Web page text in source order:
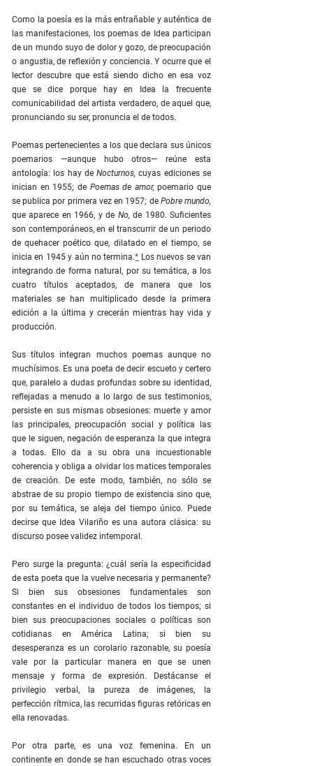
Como la poesía es la más entrañable y auténtica de
las manifestaciones, los poemas de Idea participan
de un mundo suyo de dolor y gozo, de preocupación
o angustia, de reflexión y conciencia. Y ocurre que el
lector descubre que está siendo dicho en esa voz
que se dice porque hay en Idea la frecuente
comunicabilidad del artista verdadero, de aquel que,
pronunciando su ser, pronuncia el de todos.
Poemas pertenecientes a los que declara sus únicos
poemarios —aunque hubo otros— reúne esta
antología: los hay deNocturnos, cuyas ediciones se
inician en 1955; de Poemas de amor,poemario que
se publica por primera vez en 1957; de Pobre mundo,
que aparece en 1966, y de No,de 1980. Suficientes
son contemporáneos, en el transcurrir de un periodo
de quehacer poético que, dilatado en el tiempo, se
inicia en 1945 y aún no termina.* Los nuevos se van
integrando de forma natural, por su temática, a los
cuatro títulos aceptados, de manera que los
materiales se han multiplicado desde la primera
edición a la última y crecerán mientras hay vida y
producción.
Sus títulos integran muchos poemas aunque no
muchísimos. Es una poeta de decir escueto y certero
que, paralelo a dudas profundas sobre su identidad,
reflejadas a menudo a lo largo de sus testimonios,
persiste en sus mismas obsesiones: muerte y amor
las principales, preocupación social y política las
que le siguen, negación de esperanza la que integra
a todas. Ello da a su obra una incuestionable
coherencia y obliga a olvidar los matices temporales
de creación. De este modo, también, no sólo se
abstrae de su propio tiempo de existencia sino que,
por su temática, se aleja del tiempo único. Puede
decirse que Idea Vilariño es una autora clásica: su
discurso posee validez intemporal.
Pero surge la pregunta: ¿cuál sería la especificidad
de esta poeta que la vuelve necesaria y permanente?
Si bien sus obsesiones fundamentales son
constantes en el individuo de todos los tiempos; si
bien sus preocupaciones sociales o políticas son
cotidianas en América Latina; si bien su
desesperanza es un corolario razonable, su poesía
vale por la particular manera en que se unen
mensaje y forma de expresión. Destácanse el
privilegio verbal, la pureza de imágenes, la
perfección rítmica, las recurridas figuras retóricas en
ella renovadas.
Por otra parte, es una voz femenina. En un
continente en donde se han escuchado otras voces